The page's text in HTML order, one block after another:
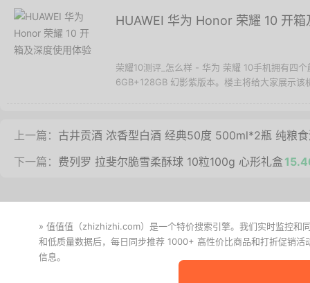
HUAWEI 华为 Honor 荣耀 10 开
荣耀10测评_怎么样 - 华为 荣耀 10手机拥有四
6GB+128GB 幻影紫版本。楼主将给大家展示该
上一篇： 古井贡酒 浓香型白酒 经典50度 500ml*2瓶 纯粮
下一篇： 费列罗 拉斐尔脆雪柔酥球 10粒100g 心形礼盒
» 值值值（zhizhizhi.com）是一个特价搜索引擎。我们实时监控和
和低质量数据后，每日同步推荐 1000+ 高性价比商品和打折促销
信息。